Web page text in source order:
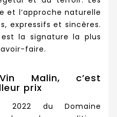
et l’approche naturelle
expressifs et sincères.
la signature la plus
faire.
Malin, c’est
prix
2022 du Domaine